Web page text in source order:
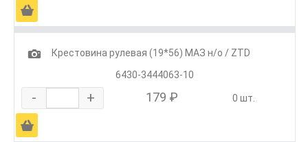
Ä
1
Крестовина рулевая (19*56) МАЗ н/о / ZTD
6430-3444063-10
- + 179 ₽ 0 шт.
Ä